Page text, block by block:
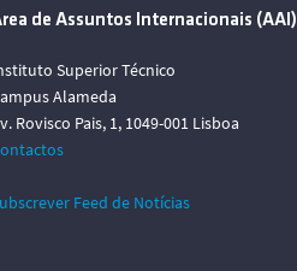
de Assuntos Internacionais (AAI)
Superior Técnico
Alameda
Rovisco Pais, 1, 1049-001 Lisboa
Feed de Notícias